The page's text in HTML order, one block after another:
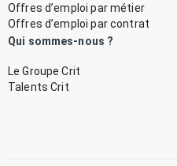
Offres d’emploi par métier
Offres d’emploi par contrat
Qui sommes-nous ?
Le Groupe Crit
Talents Crit